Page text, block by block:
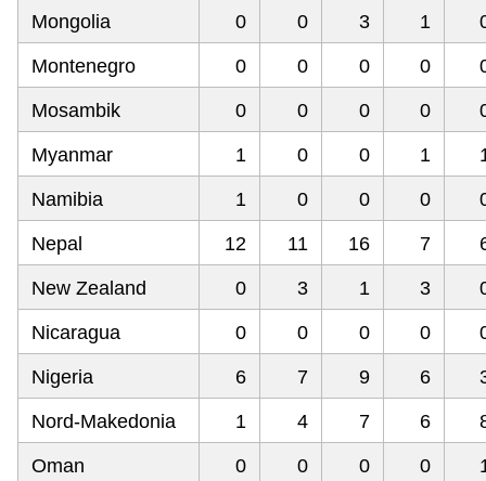
Mongolia 0 0 3 1
Montenegro 0 0 0 0
Mosambik 0 0 0 0
Myanmar 1 0 0 1
Namibia 1 0 0 0
Nepal 12 11 16 7
New Zealand 0 3 1 3
Nicaragua 0 0 0 0
Nigeria 6 7 9 6
Nord-Makedonia 1 4 7 6
Oman 0 0 0 0